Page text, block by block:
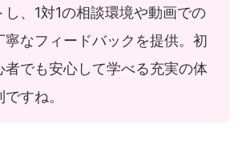
し、1対1の相談環境や動画での
寧なフィードバックを提供。初
者でも安心して学べる充実の体
ですね。